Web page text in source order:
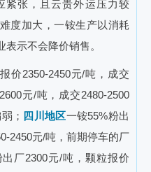
紧张，且云贵外运压力较
度加大，一铵生产以消耗
示不会降价销售。
价2350-2450元/吨，成交
元/吨，成交2480-2500
； 四川地区一铵55%粉出
2450元/吨，前期停车的厂
出厂2300元/吨，颗粒报价